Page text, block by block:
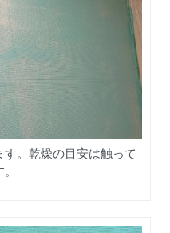
。乾燥の目安は触って